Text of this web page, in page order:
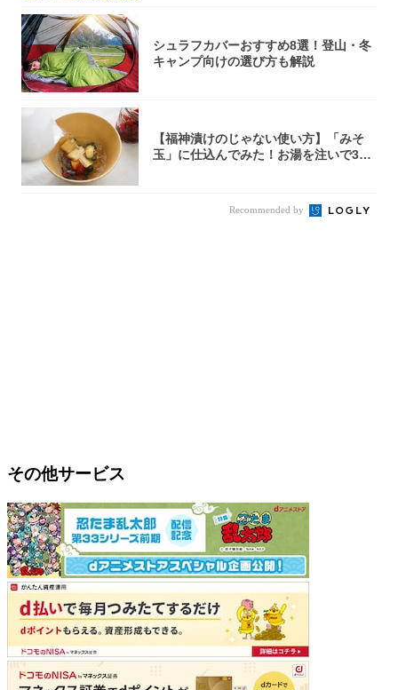
シュラフカバーおすすめ8選！登山・冬
キャンプ向けの選び方も解説
【福神漬けのじゃない使い方】「みそ
玉」に仕込んでみた！お湯を注いで30
Recommended by
その他サービス